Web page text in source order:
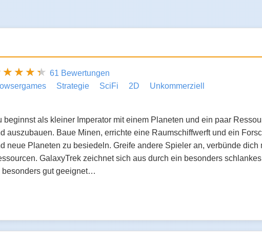
61 Bewertungen
Strategie SciFi 2D Unkommerziell
beginnst als kleiner Imperator mit einem Planeten und ein paar
auszubauen. Baue Minen, errichte eine Raumschiffwerft und ein
neue Planeten zu besiedeln. Greife andere Spieler an, verbünde
GalaxyTrek zeichnet sich aus durch ein besonders
besonders gut geeignet…